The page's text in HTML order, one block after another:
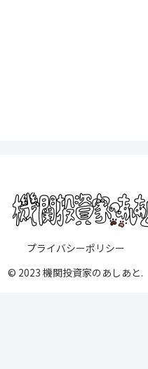
プライバシーポリシー
© 2023 機関投資家のあしあと.